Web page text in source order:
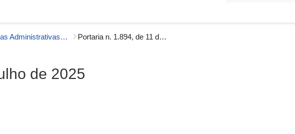
Portarias Administrativas - Gestão Interna Portaria n. 1.894, de 11 de julho de 2025
de 2025